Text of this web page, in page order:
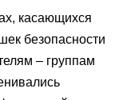
касающихся
безопасности
– группам